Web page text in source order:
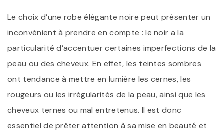
Le choix d’une robe élégante noire peut présenter un
inconvénient à prendre en compte : le noir a la
particularité d’accentuer certaines imperfections de la
peau ou des cheveux. En effet, les teintes sombres
ont tendance à mettre en lumière les cernes, les
rougeurs ou les irrégularités de la peau, ainsi que les
cheveux ternes ou mal entretenus. Il est donc
essentiel de prêter attention à sa mise en beauté et